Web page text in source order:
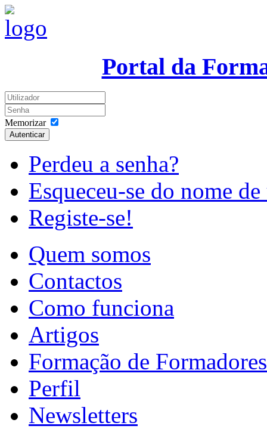
Portal da
Memorizar
Autenticar
Perdeu a senha?
Esqueceu-se do nome
Registe-se!
Quem somos
Contactos
Como funciona
Artigos
Formação de Formadores
Perfil
Newsletters